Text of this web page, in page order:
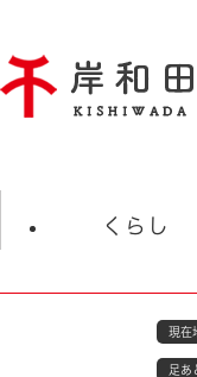
ジ
の
くらし
現在
足あ